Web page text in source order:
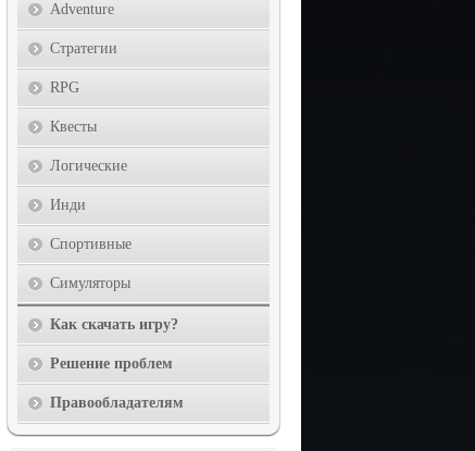
Adventure
Стратегии
RPG
Квесты
Логические
Инди
Спортивные
Симуляторы
Как скачать игру?
Решение проблем
Правообладателям